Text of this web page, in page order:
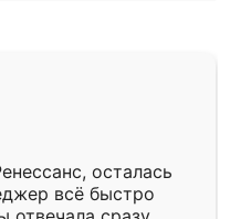
осталась
всё быстро